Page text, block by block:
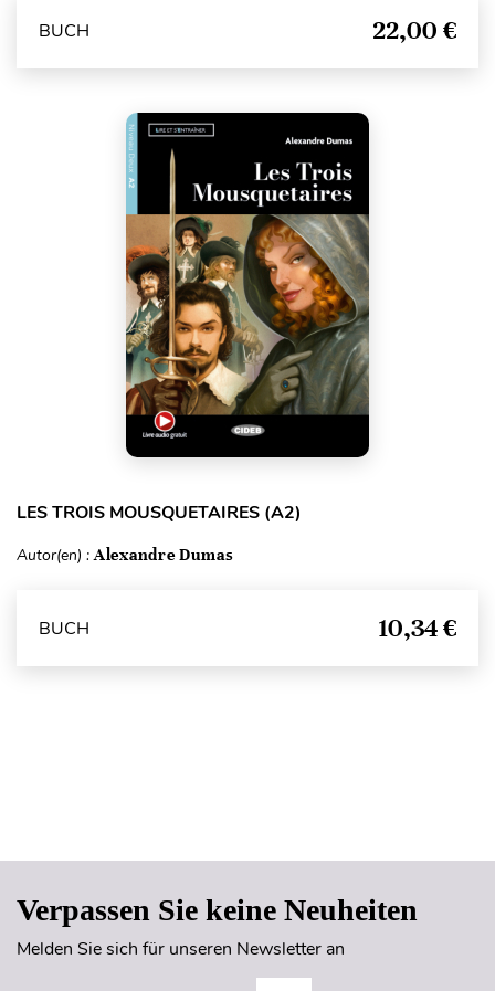
BUCH 22,00 €
LES TROIS MOUSQUETAIRES (A2)
Autor(en) :Alexandre Dumas
BUCH 10,34 €
Verpassen Sie keine Neuheiten
Melden Sie sich für unseren Newsletter an